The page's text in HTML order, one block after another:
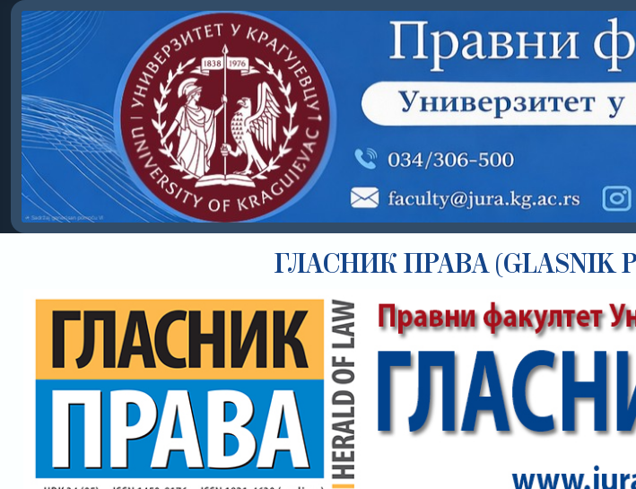
ГЛАСНИК ПРАВА (GLASNIK